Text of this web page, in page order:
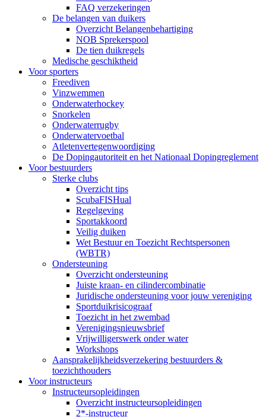
FAQ verzekeringen
De belangen van duikers
Overzicht Belangenbehartiging
NOB Sprekerspool
De tien duikregels
Medische geschiktheid
Voor sporters
Freediven
Vinzwemmen
Onderwaterhockey
Snorkelen
Onderwaterrugby
Onderwatervoetbal
Atletenvertegenwoordiging
De Dopingautoriteit en het Nationaal Dopingreglement
Voor bestuurders
Sterke clubs
Overzicht tips
ScubaFISHual
Regelgeving
Sportakkoord
Veilig duiken
Wet Bestuur en Toezicht Rechtspersonen
(WBTR)
Ondersteuning
Overzicht ondersteuning
Juiste kraan- en cilindercombinatie
Juridische ondersteuning voor jouw vereniging
Sportduikrisicograaf
Toezicht in het zwembad
Verenigingsnieuwsbrief
Vrijwilligerswerk onder water
Workshops
Aansprakelijkheidsverzekering bestuurders &
toezichthouders
Voor instructeurs
Instructeursopleidingen
Overzicht instructeursopleidingen
2*-instructeur